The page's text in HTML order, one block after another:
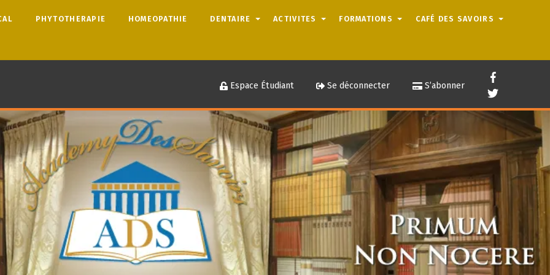
PHYTOTHERAPIE HOMEOPATHIE DENTAIRE ACTIVITES FORMATIONS CAFÉ DES SAVOIRS
Espace Étudiant Se déconnecter S’abonner